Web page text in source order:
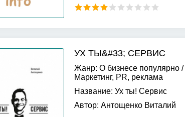
УХ ТЫ&#33; СЕРВИС
Жанр: О бизнесе популярно /
Маркетинг, PR, реклама
Название: Ух ты! Сервис
Автор: Антощенко Виталий